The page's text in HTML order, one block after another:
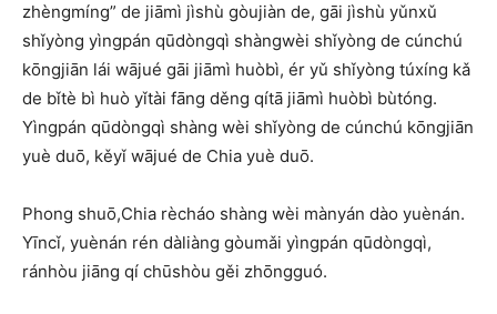
zhèngmíng” de jiāmì jìshù gòujiàn de, gāi jìshù yǔnxǔ
shǐyòng yìngpán qūdòngqì shàngwèi shǐyòng de cúnchú
kōngjiān lái wājué gāi jiāmì huòbì, ér yǔ shǐyòng túxíng kǎ
de bǐtè bì huò yǐtài fāng děng qítā jiāmì huòbì bùtóng.
Yìngpán qūdòngqì shàng wèi shǐyòng de cúnchú kōngjiān
yuè duō, kěyǐ wājué de Chia yuè duō.
Phong shuō,Chia rècháo shàng wèi mànyán dào yuènán.
Yīncǐ, yuènán rén dàliàng gòumǎi yìngpán qūdòngqì,
ránhòu jiāng qí chūshòu gěi zhōngguó.